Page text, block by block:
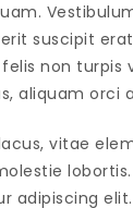
suscipit
non
aliquam orci
vitae
adipiscing